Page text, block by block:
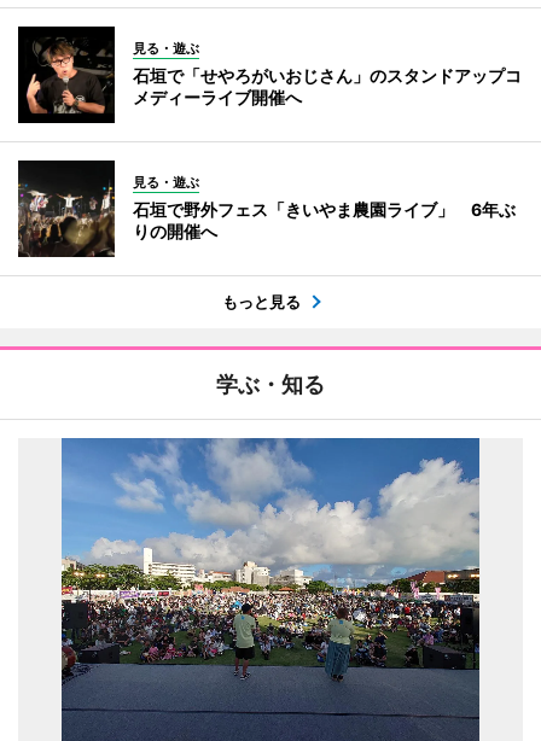
見る・遊ぶ
石垣で「せやろがいおじさん」のスタンドアップコ
メディーライブ開催へ
見る・遊ぶ
石垣で野外フェス「きいやま農園ライブ」 6年ぶ
りの開催へ
もっと見る
学ぶ・知る